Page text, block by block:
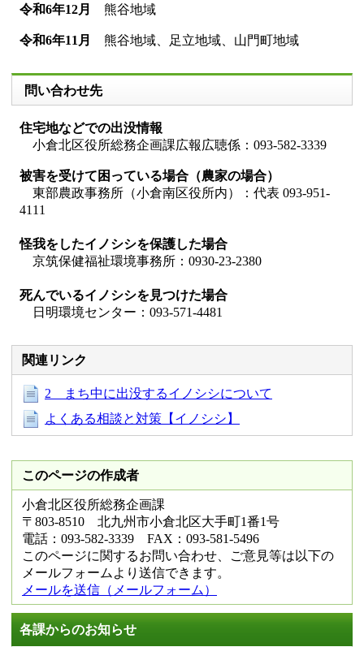
令和6年12月 熊谷地域
令和6年11月 熊谷地域、足立地域、山門町地域
問い合わせ先
住宅地などでの出没情報
小倉北区役所総務企画課広報広聴係：093-582-3339
被害を受けて困っている場合（農家の場合）
東部農政事務所（小倉南区役所内）：代表 093-951-
4111
怪我をしたイノシシを保護した場合
京筑保健福祉環境事務所：0930-23-2380
死んでいるイノシシを見つけた場合
日明環境センター：093-571-4481
関連リンク
2 まち中に出没するイノシシについて
よくある相談と対策【イノシシ】
このページの作成者
小倉北区役所総務企画課
〒803-8510 北九州市小倉北区大手町1番1号
電話：093-582-3339 FAX：093-581-5496
このページに関するお問い合わせ、ご意見等は以下の
メールフォームより送信できます。
メールを送信（メールフォーム）
各課からのお知らせ